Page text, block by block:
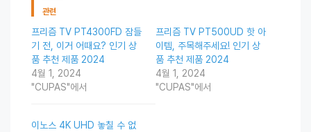
관련
프리즘 TV PT4300FD 잠들
기 전, 이거 어때요? 인기 상
품 추천 제품 2024
4월 1, 2024
"CUPAS"에서
프리즘 TV PT500UD 핫 아
이템, 주목해주세요! 인기 상
품 추천 제품 2024
4월 1, 2024
"CUPAS"에서
이노스 4K UHD 놓칠 수 없